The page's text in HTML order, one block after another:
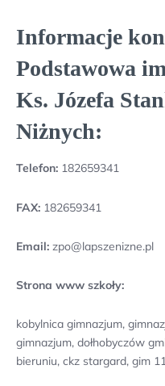
Informacje
Podstawowa
Ks. Józefa
Niżnych:
Telefon: 182659341
FAX: 182659341
Email: zpo@lapszenizne.pl
Strona www szkoły:
kobylnica gimnazjum,
gimnazjum, dołhobyczów
bieruniu, ckz stargard, gim